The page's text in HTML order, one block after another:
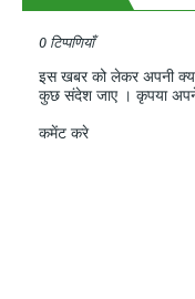
0 टिप्पणियाँ
इस खबर को लेकर अपनी
कुछ संदेश जाए । कृपया अपने
कमेंट करे